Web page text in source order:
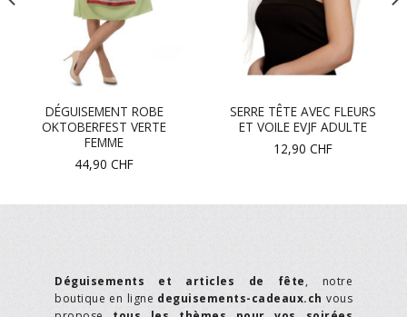
DÉGUISEMENT ROBE
OKTOBERFEST VERTE
FEMME
44,90 CHF
SERRE TÊTE AVEC FLEURS
ET VOILE EVJF ADULTE
12,90 CHF
Déguisements et articles de fête, notre
boutique en ligne deguisements-cadeaux.ch vous